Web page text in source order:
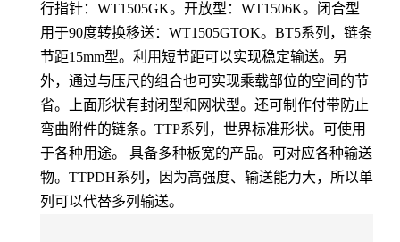
行指针：WT1505GK。开放型：WT1506K。闭合型
用于90度转换移送：WT1505GTOK。BT5系列，链条
节距15mm型。利用短节距可以实现稳定输送。另
外，通过与压尺的组合也可实现乘载部位的空间的节
省。上面形状有封闭型和网状型。还可制作付带防止
弯曲附件的链条。TTP系列，世界标准形状。可使用
于各种用途。 具备多种板宽的产品。可对应各种输送
物。TTPDH系列，因为高强度、输送能力大，所以单
列可以代替多列输送。